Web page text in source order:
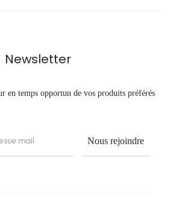
Newsletter
en temps opportun de vos produits préférés